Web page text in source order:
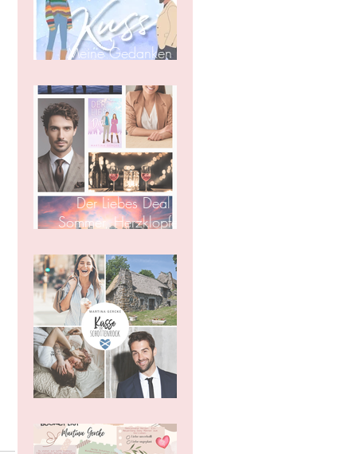
Meine Gedanken zu
Der Liebes Deal –
Sommer, Herzklopfen &